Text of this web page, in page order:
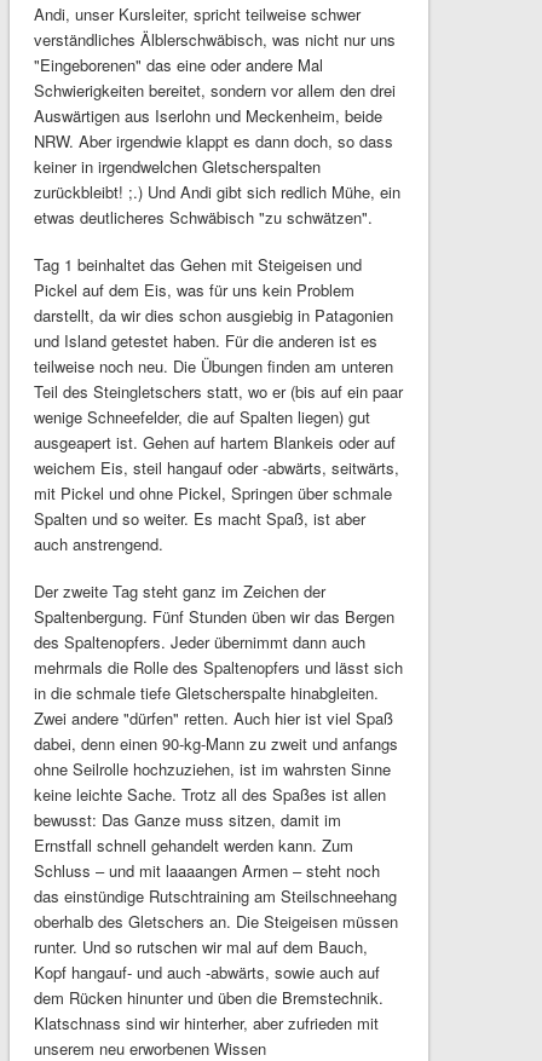
Andi, unser Kursleiter, spricht teilweise schwer
verständliches Älblerschwäbisch, was nicht nur uns
"Eingeborenen" das eine oder andere Mal
Schwierigkeiten bereitet, sondern vor allem den drei
Auswärtigen aus Iserlohn und Meckenheim, beide
NRW. Aber irgendwie klappt es dann doch, so dass
keiner in irgendwelchen Gletscherspalten
zurückbleibt! ;.) Und Andi gibt sich redlich Mühe, ein
etwas deutlicheres Schwäbisch "zu schwätzen".
Tag 1 beinhaltet das Gehen mit Steigeisen und
Pickel auf dem Eis, was für uns kein Problem
darstellt, da wir dies schon ausgiebig in Patagonien
und Island getestet haben. Für die anderen ist es
teilweise noch neu. Die Übungen finden am unteren
Teil des Steingletschers statt, wo er (bis auf ein paar
wenige Schneefelder, die auf Spalten liegen) gut
ausgeapert ist. Gehen auf hartem Blankeis oder auf
weichem Eis, steil hangauf oder -abwärts, seitwärts,
mit Pickel und ohne Pickel, Springen über schmale
Spalten und so weiter. Es macht Spaß, ist aber
auch anstrengend.
Der zweite Tag steht ganz im Zeichen der
Spaltenbergung. Fünf Stunden üben wir das Bergen
des Spaltenopfers. Jeder übernimmt dann auch
mehrmals die Rolle des Spaltenopfers und lässt sich
in die schmale tiefe Gletscherspalte hinabgleiten.
Zwei andere "dürfen" retten. Auch hier ist viel Spaß
dabei, denn einen 90-kg-Mann zu zweit und anfangs
ohne Seilrolle hochzuziehen, ist im wahrsten Sinne
keine leichte Sache. Trotz all des Spaßes ist allen
bewusst: Das Ganze muss sitzen, damit im
Ernstfall schnell gehandelt werden kann. Zum
Schluss – und mit laaaangen Armen – steht noch
das einstündige Rutschtraining am Steilschneehang
oberhalb des Gletschers an. Die Steigeisen müssen
runter. Und so rutschen wir mal auf dem Bauch,
Kopf hangauf- und auch -abwärts, sowie auch auf
dem Rücken hinunter und üben die Bremstechnik.
Klatschnass sind wir hinterher, aber zufrieden mit
unserem neu erworbenen Wissen